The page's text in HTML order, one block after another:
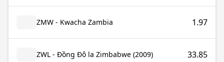
ZMW - Kwacha Zambia 1.97
ZWL - Đồng Đô la Zimbabwe (2009) 33.85